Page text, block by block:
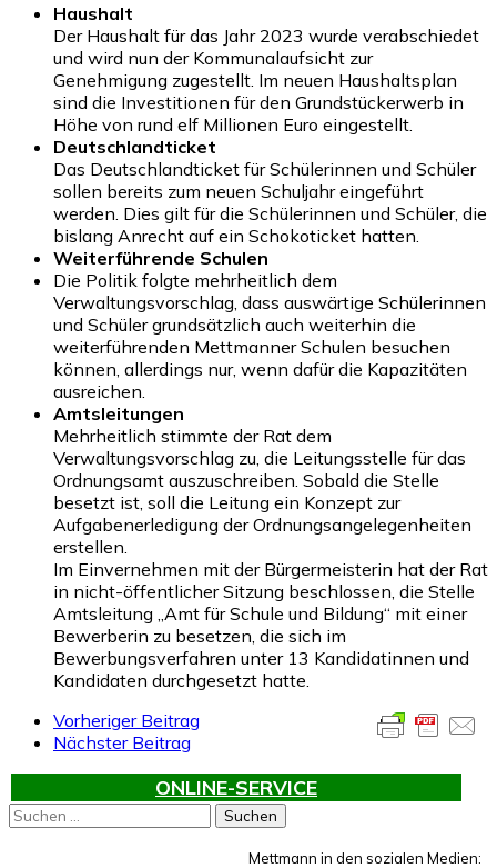
Haushalt
Der Haushalt für das Jahr 2023 wurde verabschiedet
und wird nun der Kommunalaufsicht zur
Genehmigung zugestellt. Im neuen Haushaltsplan
sind die Investitionen für den Grundstückerwerb in
Höhe von rund elf Millionen Euro eingestellt.
Deutschlandticket
Das Deutschlandticket für Schülerinnen und Schüler
sollen bereits zum neuen Schuljahr eingeführt
werden. Dies gilt für die Schülerinnen und Schüler, die
bislang Anrecht auf ein Schokoticket hatten.
Weiterführende Schulen
Die Politik folgte mehrheitlich dem
Verwaltungsvorschlag, dass auswärtige Schülerinnen
und Schüler grundsätzlich auch weiterhin die
weiterführenden Mettmanner Schulen besuchen
können, allerdings nur, wenn dafür die Kapazitäten
ausreichen.
Amtsleitungen
Mehrheitlich stimmte der Rat dem
Verwaltungsvorschlag zu, die Leitungsstelle für das
Ordnungsamt auszuschreiben. Sobald die Stelle
besetzt ist, soll die Leitung ein Konzept zur
Aufgabenerledigung der Ordnungsangelegenheiten
erstellen.
Im Einvernehmen mit der Bürgermeisterin hat der Rat
in nicht-öffentlicher Sitzung beschlossen, die Stelle
Amtsleitung „Amt für Schule und Bildung“ mit einer
Bewerberin zu besetzen, die sich im
Bewerbungsverfahren unter 13 Kandidatinnen und
Kandidaten durchgesetzt hatte.
Vorheriger Beitrag
Nächster Beitrag
ONLINE-SERVICE
Suchen
nach:
Mettmann in den sozialen Medien: